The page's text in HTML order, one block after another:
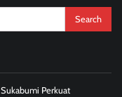
Perkuat